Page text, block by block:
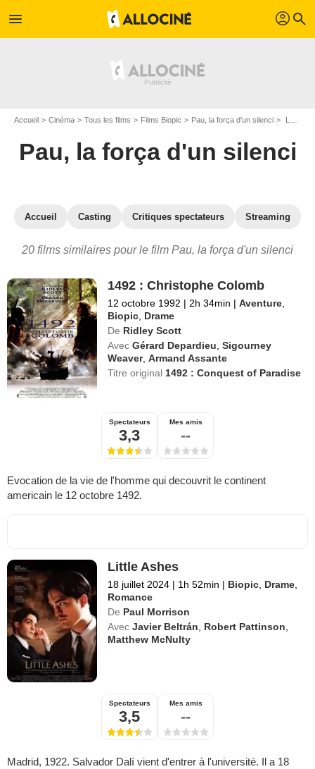
menu profil search
Accueil Cinéma Tous les films Films Biopic Pau, la força d'un silenci Les films similaires à "Pau, la força d'un silenci"
Pau, la força d'un silenci
Accueil Casting Critiques spectateurs Streaming
20 films similaires pour le film Pau, la força d'un silenci
1492 : Christophe Colomb
12 octobre 1992 | 2h 34min | Aventure
Biopic Drame
De Ridley Scott
Avec Gérard Depardieu ,Sigourney
Weaver,Armand Assante
Titre original 1492 : Conquest of Paradise
Spectateurs
3,3
Mes amis
--
Evocation de la vie de l'homme qui decouvrit le continent
americain le 12 octobre 1492.
Little Ashes
18 juillet 2024 | 1h 52min | Biopic Drame
Romance
De Paul Morrison
Avec Javier Beltrán Robert Pattinson
Matthew McNulty
Spectateurs
3,5
Mes amis
--
Madrid, 1922. Salvador Dalí vient d'entrer à l'université. Il a 18